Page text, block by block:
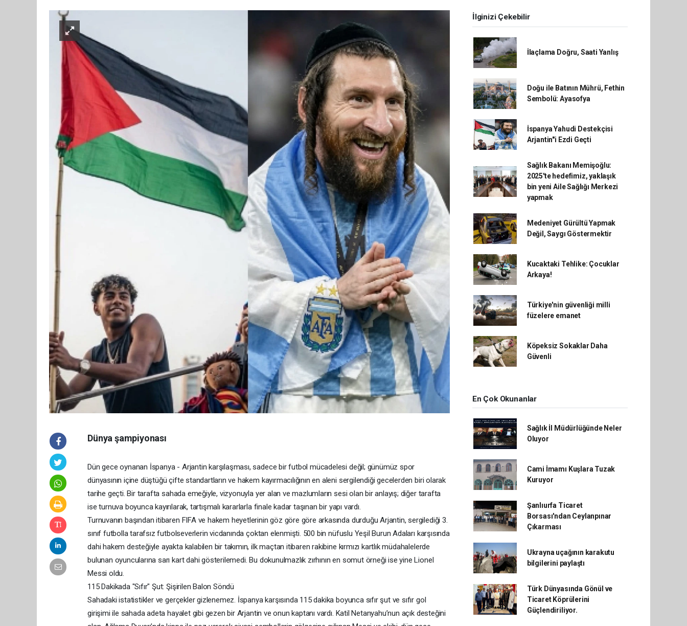
Dünya şampiyonası
Dün gece oynanan İspanya - Arjantin karşılaşması, sadece bir futbol mücadelesi değil; günümüz spor
dünyasının içine düştüğü çifte standartların ve hakem kayırmacılığının en aleni sergilendiği gecelerden biri olarak
tarihe geçti. Bir tarafta sahada emeğiyle, vizyonuyla yer alan ve mazlumların sesi olan bir anlayış; diğer tarafta
ise turnuva boyunca kayırılarak, tartışmalı kararlarla finale kadar taşınan bir yapı vardı.
Turnuvanın başından itibaren FIFA ve hakem heyetlerinin göz göre göre arkasında durduğu Arjantin, sergilediği 3.
sınıf futbolla tarafsız futbolseverlerin vicdanında çoktan elenmişti. 500 bin nüfuslu Yeşil Burun Adaları karşısında
dahi hakem desteğiyle ayakta kalabilen bir takımın, ilk maçtan itibaren rakibine kırmızı kartlık müdahalelerde
bulunan oyuncularına sarı kart dahi gösterilemedi. Bu dokunulmazlık zırhının en somut örneği ise yine Lionel
Messi oldu.
115 Dakikada "Sıfır" Şut: Şişirilen Balon Söndü
Sahadaki istatistikler ve gerçekler gizlenemez. İspanya karşısında 115 dakika boyunca sıfır şut ve sıfır gol
girişimi ile sahada adeta hayalet gibi gezen bir Arjantin ve onun kaptanı vardı. Katil Netanyahu’nun açık desteğini
İlginizi Çekebilir
İlaçlama Doğru, Saati Yanlış
Doğu ile Batının Mührü, Fethin
Sembolü: Ayasofya
İspanya Yahudi Destekçisi
Arjantin"i Ezdi Geçti
Sağlık Bakanı Memişoğlu:
2025'te hedefimiz, yaklaşık
bin yeni Aile Sağlığı Merkezi
yapmak
Medeniyet Gürültü Yapmak
Değil, Saygı Göstermektir
Kucaktaki Tehlike: Çocuklar
Arkaya!
Türkiye'nin güvenliği milli
füzelere emanet
Köpeksiz Sokaklar Daha
Güvenli
En Çok Okunanlar
Sağlık İl Müdürlüğünde Neler
Oluyor
Cami İmamı Kuşlara Tuzak
Kuruyor
Şanlıurfa Ticaret
Borsası'ndan Ceylanpınar
Çıkarması
Ukrayna uçağının karakutu
bilgilerini paylaştı
Türk Dünyasında Gönül ve
Ticaret Köprülerini
Güçlendiriliyor.